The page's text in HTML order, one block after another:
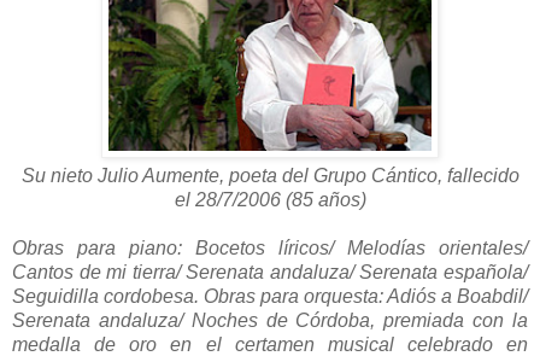
Su nieto Julio Aumente, poeta del Grupo Cántico, fallecido
el 28/7/2006 (85 años)
Obras para piano: Bocetos líricos/ Melodías orientales/
Cantos de mi tierra/ Serenata andaluza/ Serenata española/
Seguidilla cordobesa. Obras para orquesta: Adiós a Boabdil/
Serenata andaluza/ Noches de Córdoba, premiada con la
medalla de oro en el certamen musical celebrado en